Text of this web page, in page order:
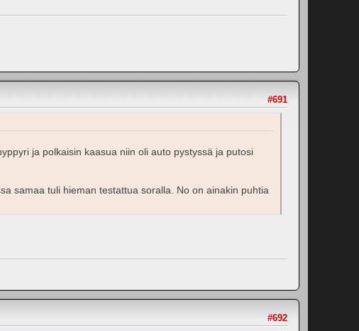
#691
ja polkaisin kaasua niin oli auto pystyssä ja putosi
samaa tuli hieman testattua soralla. No on ainakin puhtia
#692